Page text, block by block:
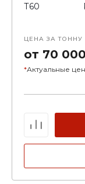
Т60
ЦЕНА ЗА ТОННУ
от 70
*Актуальные